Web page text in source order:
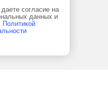
согласие на
данных и
Политикой